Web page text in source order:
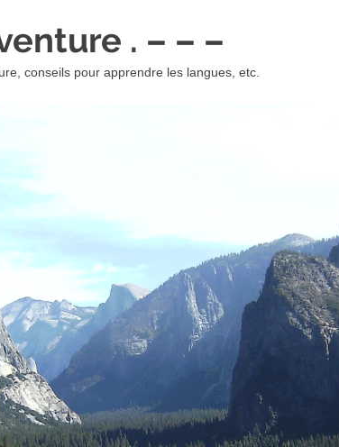
. – – –
conseils pour apprendre les langues, etc.